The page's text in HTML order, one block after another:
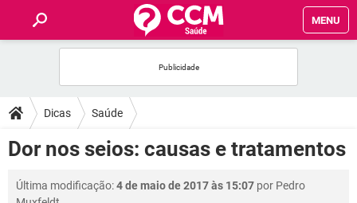
MENU
FÓRUM
SAÚDE
FAMÍLIA
Dicas Saúde
Dor nos seios: causas e tratamentos
Última modificação:4 de maio de 2017 às 15:07 por Pedro